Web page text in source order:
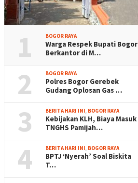
1 BOGOR RAYA
Warga Respek Bupati Bogor
Berkantor di M…
2 BOGOR RAYA
Polres Bogor Gerebek
Gudang Oplosan Gas …
3 BERITA HARI INI, BOGOR RAYA
Kebijakan KLH, Biaya Masuk
TNGHS Pamijah…
4 BERITA HARI INI, BOGOR RAYA
BPTJ ‘Nyerah’ Soal Biskita
T…